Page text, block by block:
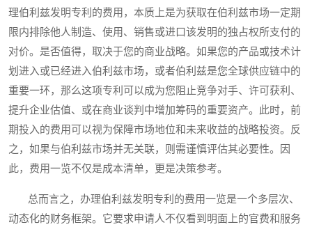
理伯利兹发明专利的费用，本质上是为获取在伯利兹市场一定期
限内排除他人制造、使用、销售或进口该发明的独占权所支付的
对价。是否值得，取决于您的商业战略。如果您的产品或技术计
划进入或已经进入伯利兹市场，或者伯利兹是您全球供应链中的
重要一环，那么这项专利可以成为您阻止竞争对手、许可获利、
提升企业估值、或在商业谈判中增加筹码的重要资产。此时，前
期投入的费用可以视为保障市场地位和未来收益的战略投资。反
之，如果与伯利兹市场并无关联，则需谨慎评估其必要性。因
此，费用一览不仅是成本清单，更是决策参考。
总而言之，办理伯利兹发明专利的费用一览是一个多层次、
动态化的财务框架。它要求申请人不仅看到明面上的官费和服务